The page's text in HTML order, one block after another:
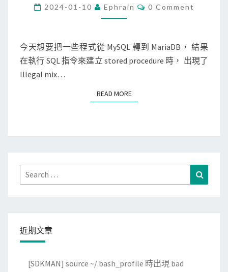
Q
L
M
a
a
S
Q
L
出
2024-01-10 Ephrain
C
N
T
S
0 Comment
今天想要把一些程式從 MySQL 轉到 MariaDB， 結果
在執行 SQL 指令來建立 stored procedure 時， 出現了
Illegal mix…
READ MOREREAD MORE
Search
for:
近期文章
[SDKMAN] source ~/.bash_profile 時出現 bad